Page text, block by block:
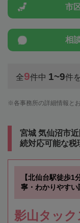
市
相
全9件中 1~9件
各事務所の詳細情報と
宮城 気仙沼市
続対応可能な税
【北仙台駅徒歩
寧・わかりやす
影山タッ